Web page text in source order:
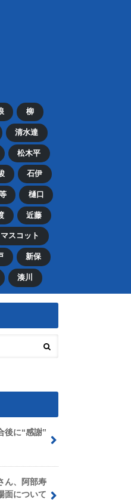
柳
清水達
松木平
石伊
樋口
近藤
マスコット
新保
湊川
後に“感謝”
ん、阿部寿
面について